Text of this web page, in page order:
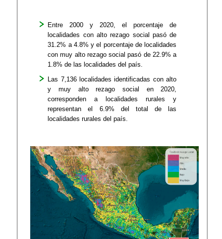
Entre 2000 y 2020, el porcentaje de
localidades con alto rezago social pasó de
31.2% a 4.8% y el porcentaje de localidades
con muy alto rezago social pasó de 22.9% a
1.8% de las localidades del país.
Las 7,136 localidades identificadas con alto
y muy alto rezago social en 2020,
corresponden a localidades rurales y
representan el 6.9% del total de las
localidades rurales del país.